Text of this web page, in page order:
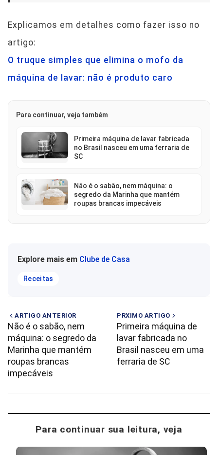
Explicamos em detalhes como fazer isso no
artigo:
O truque simples que elimina o mofo da
máquina de lavar: não é produto caro
Para continuar, veja também
Primeira máquina de lavar fabricada
no Brasil nasceu em uma ferraria de
SC
Não é o sabão, nem máquina: o
segredo da Marinha que mantém
roupas brancas impecáveis
Explore mais em Clube de Casa
Receitas
ARTIGO ANTERIOR
Não é o sabão, nem
máquina: o segredo da
Marinha que mantém
roupas brancas
impecáveis
PRXIMO ARTIGO
Primeira máquina de
lavar fabricada no
Brasil nasceu em uma
ferraria de SC
Para continuar sua leitura, veja